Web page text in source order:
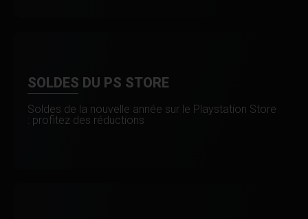
SOLDES DU PS STORE
Soldes de la nouvelle année sur le Playstation Store
: profitez des réductions